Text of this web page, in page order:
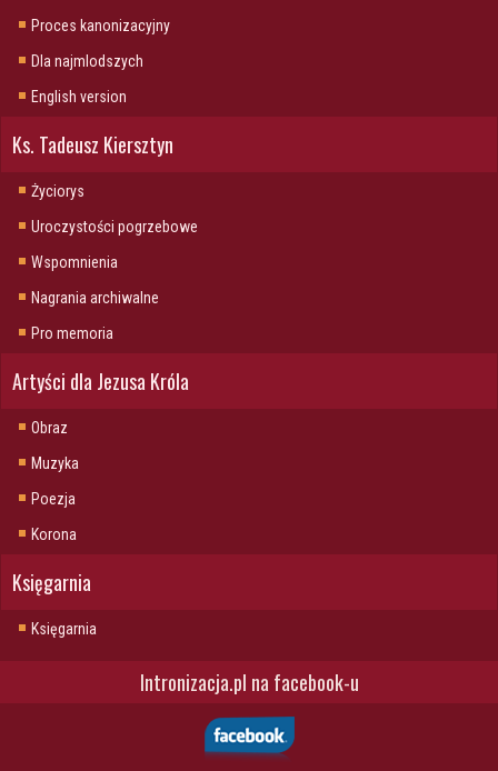
Proces kanonizacyjny
Dla najmlodszych
English version
Ks. Tadeusz Kiersztyn
Życiorys
Uroczystości pogrzebowe
Wspomnienia
Nagrania archiwalne
Pro memoria
Artyści dla Jezusa Króla
Obraz
Muzyka
Poezja
Korona
Księgarnia
Księgarnia
Intronizacja.pl na facebook-u